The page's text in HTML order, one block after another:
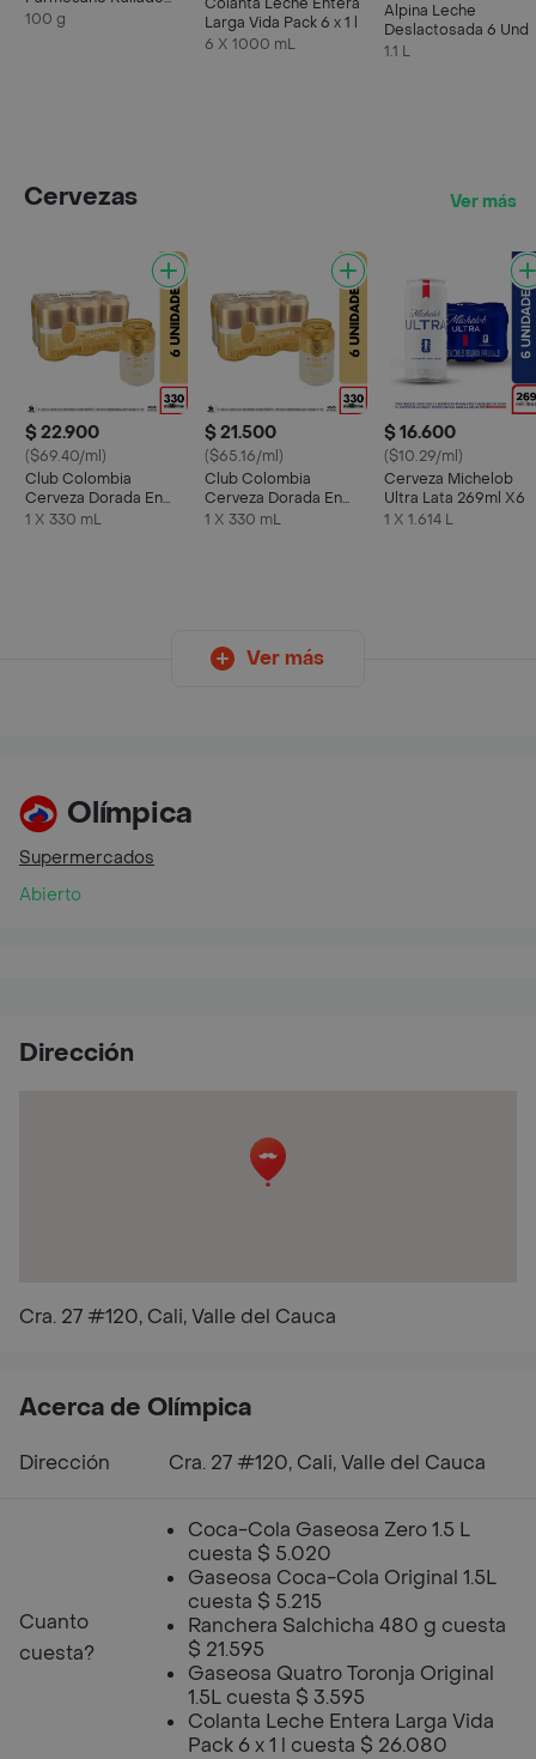
100 g
100 g
Larga Vida Pack 6 x 1 l
6 X 1000 mL
Alpina Leche
Deslactosada 6 Und
1.1 L
Cervezas Ver más
$ 22.900
($69.40/ml)
Club Colombia
Cerveza Dorada En
Lata 330 ML X6 Unds
1 X 330 mL
$ 21.500
($65.16/ml)
Club Colombia
Cerveza Dorada En
Lata 330 ML X6 Unds
1 X 330 mL
$ 16.600
($10.29/ml)
Cerveza Michelob
Ultra Lata 269ml X6
1 X 1.614 L
Ver más
Olímpica
Supermercados
Abierto
Dirección
Cra. 27 #120, Cali, Valle del Cauca
Acerca de Olímpica
Dirección Cra. 27 #120, Cali, Valle del Cauca
Cuanto
cuesta?
Coca-Cola Gaseosa Zero 1.5 L
cuesta $ 5.020
Gaseosa Coca-Cola Original 1.5L
cuesta $ 5.215
Ranchera Salchicha 480 g cuesta
$ 21.595
Gaseosa Quatro Toronja Original
1.5L cuesta $ 3.595
Colanta Leche Entera Larga Vida
Pack 6 x 1 l cuesta $ 26.080